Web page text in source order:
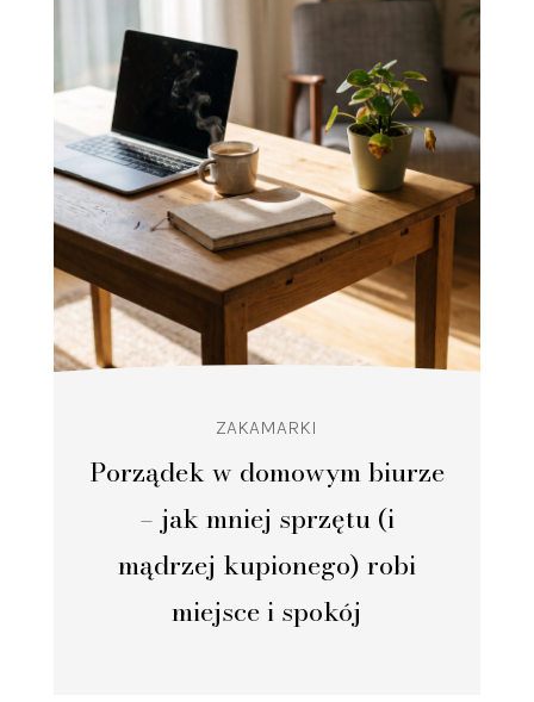
Porządek w domowym biurze
– jak mniej sprzętu (i
mądrzej kupionego) robi
miejsce i spokój
ZAKAMARKI